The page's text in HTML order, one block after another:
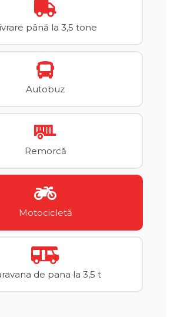
până la 3,5 tone
Autobuz
Remorcă
Motocicletă
de pana la 3,5 t